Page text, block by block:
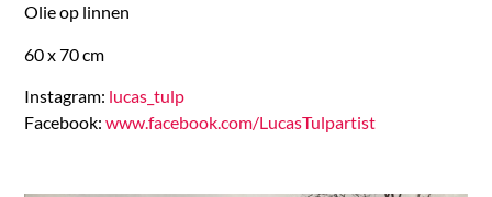
Olie op linnen
60 x 70 cm
Instagram: lucas_tulp
Facebook:www.facebook.com/LucasTulpartist